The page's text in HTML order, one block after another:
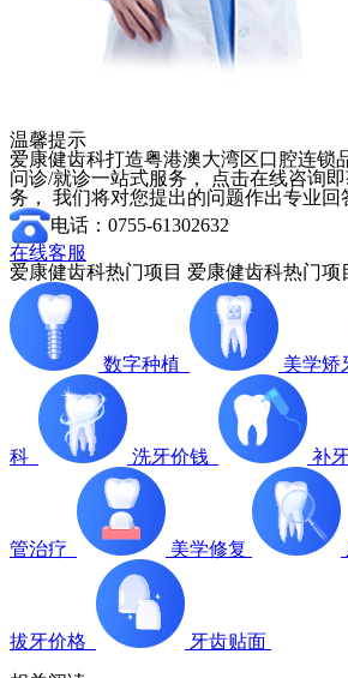
温馨提示
爱康健齿科打造粤港澳大湾区口腔连锁
问诊/就诊一站式服务， 点击在线咨询
务， 我们将对您提出的问题作出专业回
电话：0755-61302632
在线客服
爱康健齿科热门项目 爱康健齿科热门项
数字种植 美学矫
科 洗牙价钱 补
管治疗 美学修复
拔牙价格
牙齿贴面